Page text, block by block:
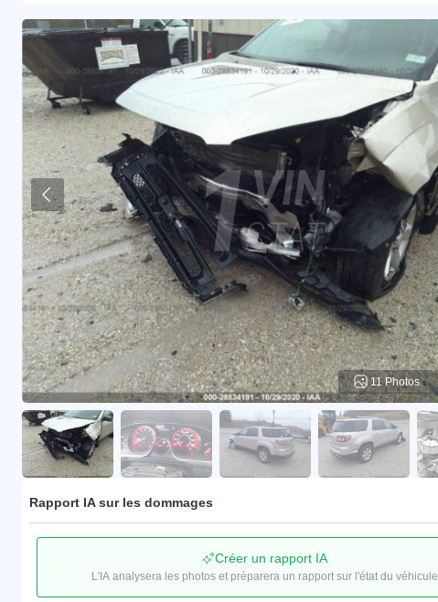
11 Photos
Rapport IA sur les dommages
Créer un rapport IA
L'IA analysera les photos et préparera un rapport sur l'état du véhicule